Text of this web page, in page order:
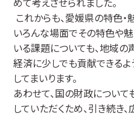
これからも、愛媛県の特色
いろんな場面でその特色や
いる課題についても、地域
経済に少しでも貢献できるよ
してまいります。
あわせて、国の財政につい
していただくため、引き続き、